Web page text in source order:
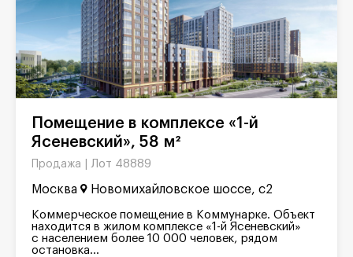
Ясеневский», 58 м²
Продажа | Лот 48889
Москва Новомихайловское шоссе, с2
Коммерческое помещение в Коммунарке. Объект
находится в жилом комплексе «1-й Ясеневский»
с населением более 10 000 человек, рядом
остановка...